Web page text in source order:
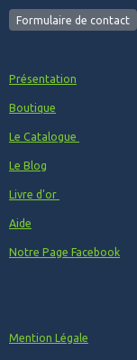
Formulaire de contact
Présentation
Boutique
Le Catalogue
Le Blog
Livre d'or
Aide
Notre Page Facebook
Mention Légale